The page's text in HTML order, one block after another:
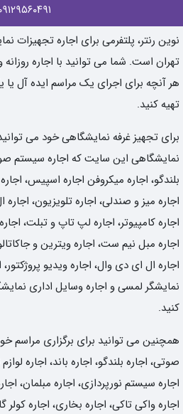
نوین رنتر، پلتفرمی برای اجاره تجهیزات
تهران است. شما می توانید با اجاره
هر آنچه برای اجرای یک مراسم ایده آل یا
تهیه کنید.
برای تجهیز غرفه نمایشگاهی خود می
نمایشگاهی این سایت که اجاره سیستم
بلندگو، اجاره میکروفن اجاره اسپیس،
اجاره میز و صندلی، اجاره تلویزیون،
اجاره کامپیوتر، اجاره لپ تاپ و تبلت،
اجاره مبل نیم ست، اجاره ویترین و
اجاره ال ای دی وال، اجاره ویدیو
نمایشگر لمسی و اجاره وسایل اداری
کنید.
همچنین می توانید برای برگزاری مراسم
صوتی، اجاره بلندگو، اجاره باند، اجاره
اجاره سیستم نورپردازی، اجاره مبلمان،
اجاره واکی تاکی، اجاره بخاری، اجاره کولر